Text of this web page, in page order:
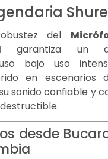
Shure
del
garantiza un
bajo uso
en escenarios
sonido confiable y
desde